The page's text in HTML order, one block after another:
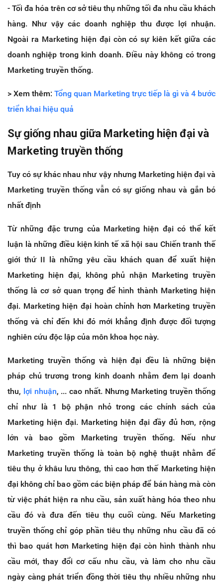
- Tối đa hóa trên cơ sở tiêu thụ những tối đa nhu cầu khách
hàng. Như vậy các doanh nghiệp thu được lợi nhuận.
Ngoài ra Marketing hiện đại còn có sự kiên kết giữa các
doanh nghiệp trong kinh doanh. Điều này không có trong
Marketing truyền thống.
> Xem thêm: Tổng quan Marketing trực tiếp là gì và 4 bước
triển khai hiệu quả
Sự giống nhau giữa Marketing hiện đại và
Marketing truyền thống
Tuy có sự khác nhau như vậy nhưng Marketing hiện đại và
Marketing truyền thống vẫn có sự giống nhau và gắn bó
nhất định
Từ những đặc trưng của Marketing hiện đại có thể kết
luận là những điều kiện kinh tế xã hội sau Chiến tranh thế
giới thứ II là những yêu cầu khách quan để xuất hiện
Marketing hiện đại, không phủ nhận Marketing truyền
thống là cơ sở quan trọng để hình thành Marketing hiện
đại. Marketing hiện đại hoàn chỉnh hơn Marketing truyền
thống và chỉ đến khi đó mới khẳng định được đối tượng
nghiên cứu độc lập của môn khoa học này.
Marketing truyền thống và hiện đại đều là những biện
pháp chủ trương trong kinh doanh nhằm đem lại doanh
thu, lợi nhuận, ... cao nhất. Nhưng Marketing truyền thống
chỉ như là 1 bộ phận nhỏ trong các chính sách của
Marketing hiện đại. Marketing hiện đại đầy đủ hơn, rộng
lớn và bao gồm Marketing truyền thống. Nếu như
Marketing truyền thống là toàn bộ nghệ thuật nhằm để
tiêu thụ ở khâu lưu thông, thì cao hơn thế Marketing hiện
đại không chỉ bao gồm các biện pháp để bán hàng mà còn
từ việc phát hiện ra nhu cầu, sản xuất hàng hóa theo nhu
cầu đó và đưa đến tiêu thụ cuối cùng. Nếu Marketing
truyền thống chỉ góp phần tiêu thụ những nhu cầu đã có
thì bao quát hơn Marketing hiện đại còn hình thành nhu
cầu mới, thay đổi cơ cấu nhu cầu, và làm cho nhu cầu
ngày càng phát triển đồng thời tiêu thụ nhiều những nhu